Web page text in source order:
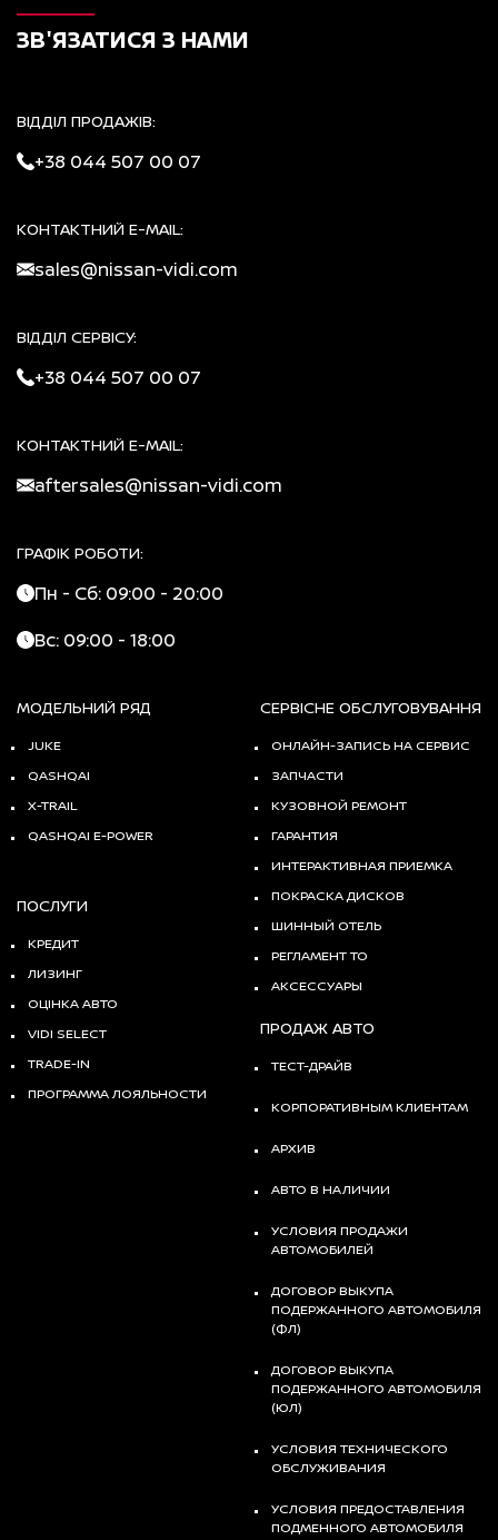
ЗВ'ЯЗАТИСЯ З НАМИ
ВІДДІЛ ПРОДАЖІВ:
+38 044 507 00 07
КОНТАКТНИЙ E-MAIL:
sales@nissan-vidi.com
ВІДДІЛ СЕРВІСУ:
+38 044 507 00 07
КОНТАКТНИЙ E-MAIL:
aftersales@nissan-vidi.com
ГРАФІК РОБОТИ:
Пн - Сб: 09:00 - 20:00
Вс: 09:00 - 18:00
МОДЕЛЬНИЙ РЯД
JUKE
QASHQAI
X-TRAIL
QASHQAI E-POWER
СЕРВІСНЕ ОБСЛУГОВУВАННЯ
ОНЛАЙН-ЗАПИСЬ НА СЕРВИС
ЗАПЧАСТИ
КУЗОВНОЙ РЕМОНТ
ГАРАНТИЯ
ИНТЕРАКТИВНАЯ ПРИЕМКА
ПОКРАСКА ДИСКОВ
ШИННЫЙ ОТЕЛЬ
РЕГЛАМЕНТ ТО
АКСЕССУАРЫ
ПОСЛУГИ
КРЕДИТ
ЛИЗИНГ
ОЦІНКА АВТО
VIDI SELECT
TRADE-IN
ПРОГРАММА ЛОЯЛЬНОСТИ
ПРОДАЖ АВТО
ТЕСТ-ДРАЙВ
КОРПОРАТИВНЫМ КЛИЕНТАМ
АРХИВ
АВТО В НАЛИЧИИ
УСЛОВИЯ ПРОДАЖИ
АВТОМОБИЛЕЙ
ДОГОВОР ВЫКУПА
ПОДЕРЖАННОГО АВТОМОБИЛЯ
(ФЛ)
ДОГОВОР ВЫКУПА
ПОДЕРЖАННОГО АВТОМОБИЛЯ
(ЮЛ)
УСЛОВИЯ ТЕХНИЧЕСКОГО
ОБСЛУЖИВАНИЯ
УСЛОВИЯ ПРЕДОСТАВЛЕНИЯ
ПОДМЕННОГО АВТОМОБИЛЯ